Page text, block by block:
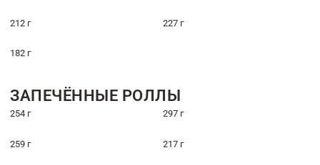
212 г 227 г
182 г
ЗАПЕЧЁННЫЕ РОЛЛЫ
254 г 297 г
259 г 217 г